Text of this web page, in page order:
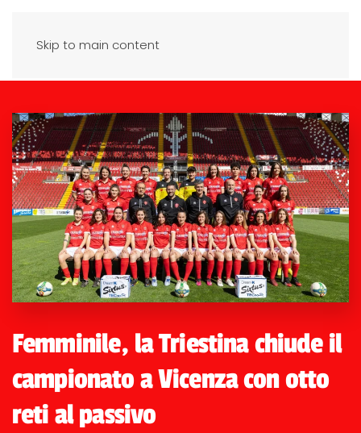
Skip to main content
Femminile, la Triestina chiude il
campionato a Vicenza con otto
reti al passivo